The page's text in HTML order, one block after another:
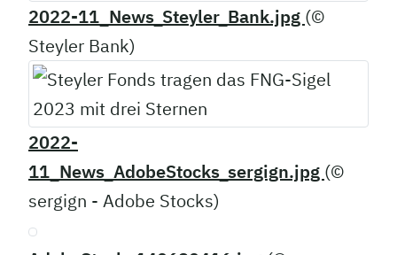
2022-11_News_Steyler_Bank.jpg (©
Steyler Bank)
2022-
11_News_AdobeStocks_sergign.jpg (©
sergign - Adobe Stocks)